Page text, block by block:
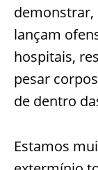
demonstrar,
lançam
hospitais,
pesar
de dentro
Estamos